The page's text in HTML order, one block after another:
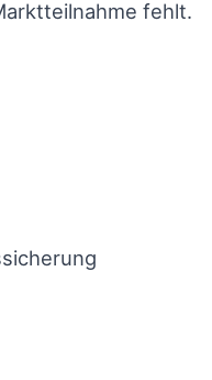
fehlt.